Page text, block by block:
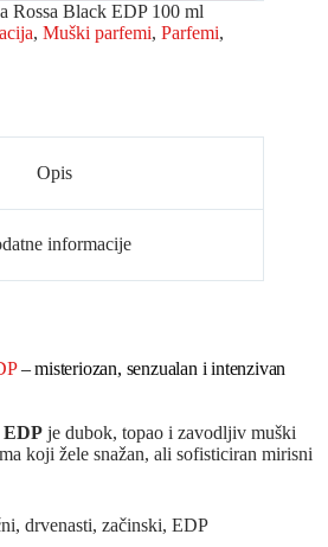
Rossa Black EDP 100 ml
, Muški parfemi, Parfemi,
Opis
informacije
– misteriozan, senzualan i intenzivan
EDP je dubok, topao i zavodljiv muški
koji žele snažan, ali sofisticiran mirisni
drvenasti, začinski, EDP